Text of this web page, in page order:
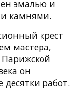
эмалью и
камнями.
крест
мастера,
Парижской
он
десятки работ.